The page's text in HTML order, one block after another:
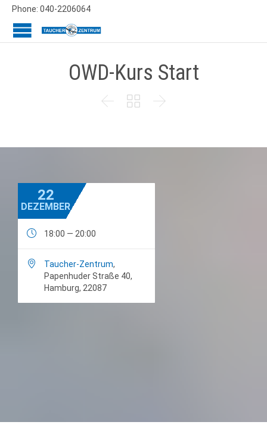
Phone: 040-2206064
OWD-Kurs Start
  
22
DEZEMBER
 18:00 — 20:00
 Taucher-Zentrum,
Papenhuder Straße 40,
Hamburg, 22087